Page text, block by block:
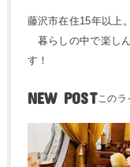
藤沢市在住15年以上
暮らしの中で楽し
す！
NEW POST